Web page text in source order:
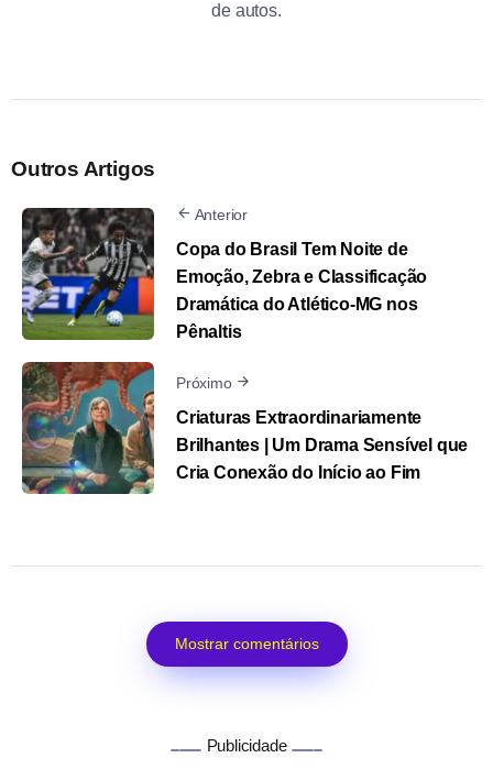
de autos.
Outros Artigos
Anterior
Copa do Brasil Tem Noite de
Emoção, Zebra e Classificação
Dramática do Atlético-MG nos
Pênaltis
Próximo
Criaturas Extraordinariamente
Brilhantes | Um Drama Sensível que
Cria Conexão do Início ao Fim
Mostrar comentários
Publicidade